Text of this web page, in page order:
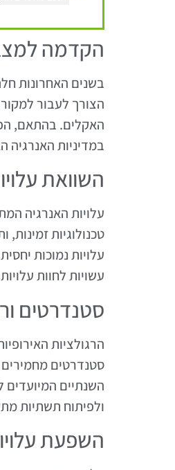
הקדמה
בשנים האחרונות
הצורך לעבור
האקלים. בהתאם,
במדיניות האנרגיה
השוואת
עלויות האנרגיה
טכנולוגיות
עלויות נמוכות
עשויות לחוות
סטנדרטים
הרגולציות
סטנדרטים
השנתיים
ולפיתוח תשתיות
השפעת